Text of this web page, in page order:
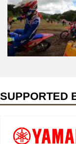
SUPPORTED